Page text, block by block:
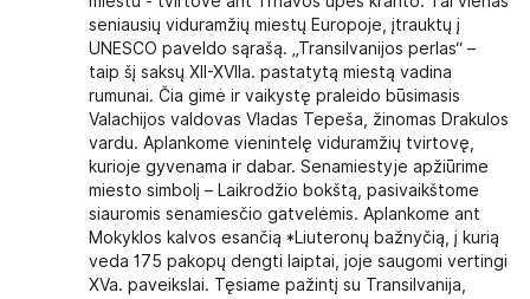
seniausių viduramžių miestų Europoje, įtrauktų į
UNESCO paveldo sąrašą. „Transilvanijos perlas“ –
taip šį saksų XII-XVIIa. pastatytą miestą vadina
rumunai. Čia gimė ir vaikystę praleido būsimasis
Valachijos valdovas Vladas Tepeša, žinomas Drakulos
vardu. Aplankome vienintelę viduramžių tvirtovę,
kurioje gyvenama ir dabar. Senamiestyje apžiūrime
miesto simbolį – Laikrodžio bokštą, pasivaikštome
siauromis senamiesčio gatvelėmis. Aplankome ant
Mokyklos kalvos esančią *Liuteronų bažnyčią, į kurią
veda 175 pakopų dengti laiptai, joje saugomi vertingi
XVa. paveikslai. Tęsiame pažintį su Transilvanija,